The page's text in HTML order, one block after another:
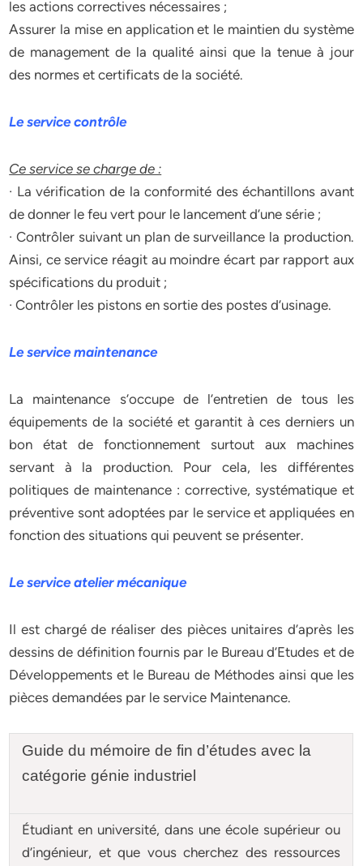
les actions correctives nécessaires ;
Assurer la mise en application et le maintien du système
de management de la qualité ainsi que la tenue à jour
des normes et certificats de la société.
Le service contrôle
Ce service se charge de :
· La vérification de la conformité des échantillons avant
de donner le feu vert pour le lancement d’une série ;
· Contrôler suivant un plan de surveillance la production.
Ainsi, ce service réagit au moindre écart par rapport aux
spécifications du produit ;
· Contrôler les pistons en sortie des postes d’usinage.
Le service maintenance
La maintenance s’occupe de l’entretien de tous les
équipements de la société et garantit à ces derniers un
bon état de fonctionnement surtout aux machines
servant à la production. Pour cela, les différentes
politiques de maintenance : corrective, systématique et
préventive sont adoptées par le service et appliquées en
fonction des situations qui peuvent se présenter.
Le service atelier mécanique
Il est chargé de réaliser des pièces unitaires d’après les
dessins de définition fournis par le Bureau d’Etudes et de
Développements et le Bureau de Méthodes ainsi que les
pièces demandées par le service Maintenance.
Guide du mémoire de fin d’études avec la
catégorie génie industriel
Étudiant en université, dans une école supérieur ou
d’ingénieur, et que vous cherchez des ressources